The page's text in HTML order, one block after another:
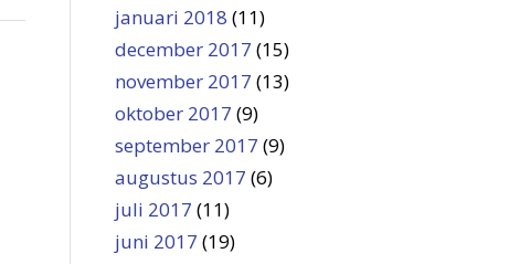
januari 2018 (11)
december 2017 (15)
november 2017 (13)
oktober 2017 (9)
september 2017 (9)
augustus 2017 (6)
juli 2017 (11)
juni 2017 (19)